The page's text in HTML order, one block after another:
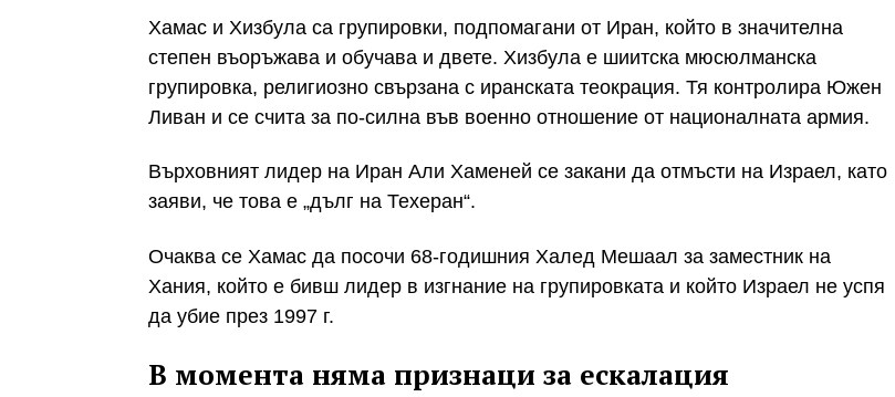
Хамас и Хизбула са групировки, подпомагани от Иран, който в значителна
степен въоръжава и обучава и двете. Хизбула е шиитска мюсюлманска
групировка, религиозно свързана с иранската теокрация. Тя контролира Южен
Ливан и се счита за по-силна във военно отношение от националната армия.
Върховният лидер на Иран Али Хаменей се закани да отмъсти на Израел, като
заяви, че това е „дълг на Техеран“.
Очаква се Хамас да посочи 68-годишния Халед Мешаал за заместник на
Хания, който е бивш лидер в изгнание на групировката и който Израел не успя
да убие през 1997 г.
В момента няма признаци за ескалация